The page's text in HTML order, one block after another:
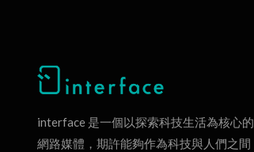
interface 是一個以探索科技生活為核心的
網路媒體，期許能夠作為科技與人們之間